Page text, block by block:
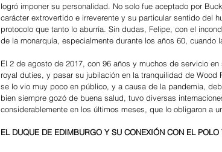
logró imponer su personalidad. No solo fue aceptado por
carácter extrovertido e irreverente y su particular sentido del
protocolo que tanto lo aburría. Sin dudas, Felipe, con el
de la monarquía, especialmente durante los años 60,
El 2 de agosto de 2017, con 96 años y muchos de servicio
royal duties, y pasar su jubilación en la tranquilidad de Wood
se lo vio muy poco en público, y a causa de la pandemia,
bien siempre gozó de buena salud, tuvo diversas
considerablemente en los últimos meses, que lo obligaron a
EL DUQUE DE EDIMBURGO Y SU CONEXIÓN CON EL